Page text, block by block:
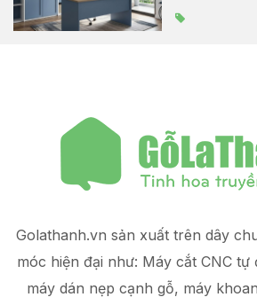
Golathanh.vn sản xuất trên dây
móc hiện đại như: Máy cắt CNC tự
máy dán nẹp cạnh gỗ, máy